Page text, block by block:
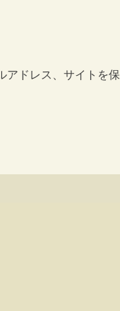
アドレス、サイトを保